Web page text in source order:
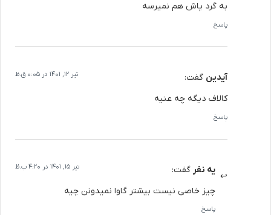
به گرد پاش هم نمیرسه
پاسخ
آیدین گفت: تیر 12, 1401 در 0:05 ق.ظ
کالاف دیگه چه عنیه
پاسخ
یه نفر گفت: تیر 15, 1401 در 4:20 ب.ظ
چیز خاصی نیست بیشتر گاوا نمیدونن چیه
پاسخ